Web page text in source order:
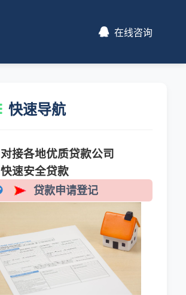
在线咨询
快速导航
对接各地优质贷款公司
快速安全贷款
贷款申请登记